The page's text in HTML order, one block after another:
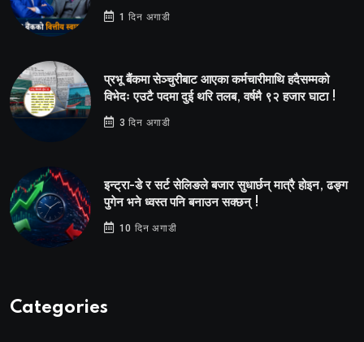
1 दिन अगाडी
प्रभू बैंकमा सेञ्चुरीबाट आएका कर्मचारीमाथि हदैसम्मको
विभेदः एउटै पदमा दुई थरि तलब, वर्षमै ९२ हजार घाटा !
3 दिन अगाडी
इन्ट्रा-डे र सर्ट सेलिङले बजार सुधार्छन् मात्रै होइन, ढङ्ग
पुगेन भने ध्वस्त पनि बनाउन सक्छन् !
10 दिन अगाडी
Categories